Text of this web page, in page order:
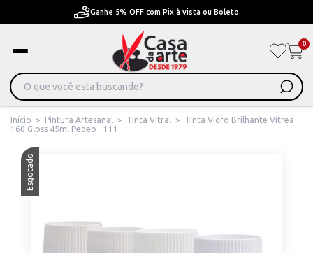
Pague em Até 6x sem juros ou ate 12x com juros
0
Início > Pintura Artesanal > Tinta Vitral >
Tinta Vidro Brilhante Vitrea
160 Gloss 45ml Pebeo - 111
Esgotado